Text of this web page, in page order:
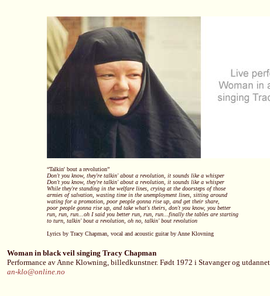
“Talkin' bout a revolution”
Don't you know, they're talkin' about a revolution, it sounds like a whisper
Don't you know, they're talkin' about a revolution, it sounds like a whisper
While they're standing in the welfare lines, crying at the doorsteps of those
armies of salvation, wasting time in the unemployment lines, sitting around
wating for a promotion, poor people gonna rise up, and get their share,
poor people gonna rise up, and take what's theirs, don't you know, you better
run, run, run...oh I said you better run, run, run...finally the tables are starting
to turn, talkin' bout a revolution, oh no, talkin' bout revolution
Lyrics by Tracy Chapman, vocal and acoustic guitar by Anne Klovning
Woman in black veil singing Tracy Chapman
Performance av Anne Klowning, billedkunstner. Født 1972 i Stavanger og
an-klo@online.no